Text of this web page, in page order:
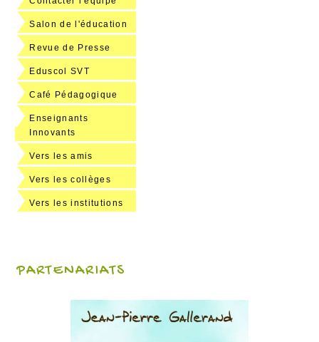
Salon de l'éducation
Revue de Presse
Eduscol SVT
Café Pédagogique
Enseignants
Innovants
Vers les amis
Vers les collèges
Vers les institutions
PARTENARIATS